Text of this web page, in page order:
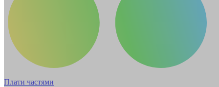
Плати частями